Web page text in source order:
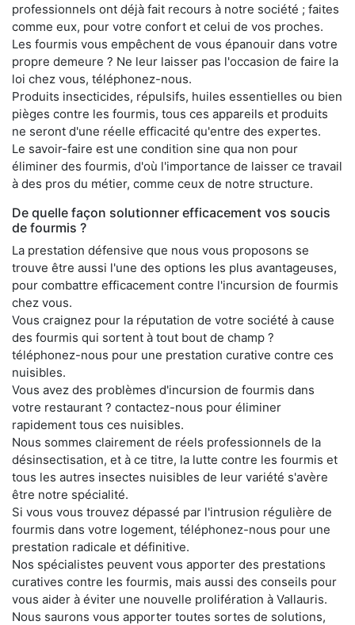
professionnels ont déjà fait recours à notre société ; faites
comme eux, pour votre confort et celui de vos proches.
Les fourmis vous empêchent de vous épanouir dans votre
propre demeure ? Ne leur laisser pas l'occasion de faire la
loi chez vous, téléphonez-nous.
Produits insecticides, répulsifs, huiles essentielles ou bien
pièges contre les fourmis, tous ces appareils et produits
ne seront d'une réelle efficacité qu'entre des expertes.
Le savoir-faire est une condition sine qua non pour
éliminer des fourmis, d'où l'importance de laisser ce travail
à des pros du métier, comme ceux de notre structure.
De quelle façon solutionner efficacement vos soucis
de fourmis ?
La prestation défensive que nous vous proposons se
trouve être aussi l'une des options les plus avantageuses,
pour combattre efficacement contre l'incursion de fourmis
chez vous.
Vous craignez pour la réputation de votre société à cause
des fourmis qui sortent à tout bout de champ ?
téléphonez-nous pour une prestation curative contre ces
nuisibles.
Vous avez des problèmes d'incursion de fourmis dans
votre restaurant ? contactez-nous pour éliminer
rapidement tous ces nuisibles.
Nous sommes clairement de réels professionnels de la
désinsectisation, et à ce titre, la lutte contre les fourmis et
tous les autres insectes nuisibles de leur variété s'avère
être notre spécialité.
Si vous vous trouvez dépassé par l'intrusion régulière de
fourmis dans votre logement, téléphonez-nous pour une
prestation radicale et définitive.
Nos spécialistes peuvent vous apporter des prestations
curatives contre les fourmis, mais aussi des conseils pour
vous aider à éviter une nouvelle prolifération à Vallauris.
Nous saurons vous apporter toutes sortes de solutions,